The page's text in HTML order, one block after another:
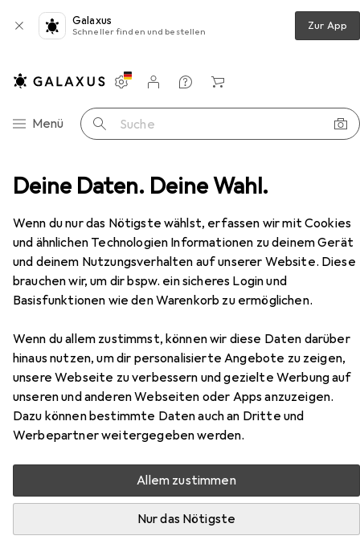
Deine Daten. Deine Wahl.
Wenn du nur das Nötigste wählst, erfassen wir mit Cookies
und ähnlichen Technologien Informationen zu deinem Gerät
und deinem Nutzungsverhalten auf unserer Website. Diese
brauchen wir, um dir bspw. ein sicheres Login und
Basisfunktionen wie den Warenkorb zu ermöglichen.
Wenn du allem zustimmst, können wir diese Daten darüber
hinaus nutzen, um dir personalisierte Angebote zu zeigen,
unsere Webseite zu verbessern und gezielte Werbung auf
unseren und anderen Webseiten oder Apps anzuzeigen.
Dazu können bestimmte Daten auch an Dritte und
Werbepartner weitergegeben werden.
Allem zustimmen
Nur das Nötigste
Galaxus
Schneller finden und bestellen Zur App
Navigation nach Kategorien
Menü Suche
Einstellungen
Kundenkonto
Vergleichslisten
Merklisten
Warenkorb
Glutz Sicherheits-Einsteckschlösser 1107
EUR
129,–
Glutz Sicherheits-Einsteckschlösser
Einsteckschloss
Zubehör für Glutz Sicherheits-
Einsteckschlösser 1107